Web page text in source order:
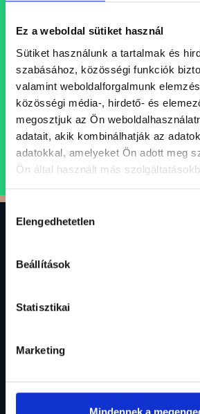
Ez a weboldal sütiket használ
Sütiket használunk a tartalmak és
szabásához, közösségi funkciók
valamint weboldalforgalmunk
közösségi média-, hirdető- és
megosztjuk az Ön
adatait, akik kombinálhatják az
adatokkal, amelyeket Ön adott meg
Ön által használt más
kiválasztása
Elengedhetetlen
Beállítások
Statisztikai
Marketing
Folyamatosan bővülő
szakembereket, akik egy
támogató szellemi műhely
karrierjüket.
ÁLLÁSAJÁNLATOK
Rólunk
Menedzsment
Befektetési
alapok